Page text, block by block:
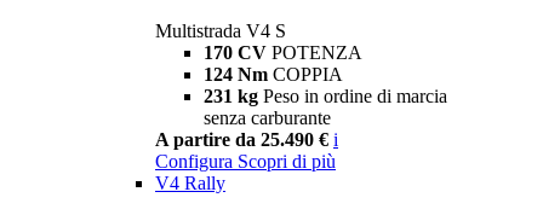
Multistrada V4 S
170 CV POTENZA
124 Nm COPPIA
231 kg Peso in ordine di marcia
senza carburante
A partire da 25.490 € i
Configura Scopri di più
V4 Rally